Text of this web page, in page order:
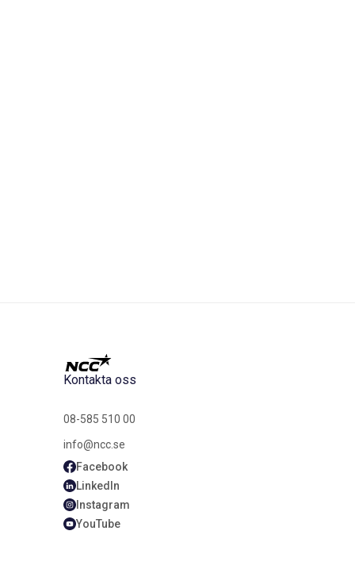
Kontakta oss
08-585 510 00
info@ncc.se
Facebook
LinkedIn
Instagram
YouTube